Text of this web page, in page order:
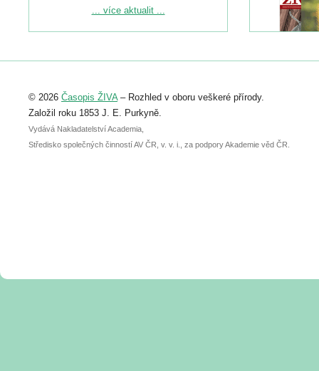
Podrobnější informace ke konferenci
Registrovat se můžete do 6. září.
abstraktu přihlášené přednášky nebo
posteru je už 30. června.
... více aktualit ...
© 2026 Časopis ŽIVA– Rozhled v oboru veškeré přírody.
Založil roku 1853 J. E. Purkyně.
Vydává Nakladatelství Academia,
Středisko společných činností AV ČR, v. v. i., za podpory Akademie věd ČR.